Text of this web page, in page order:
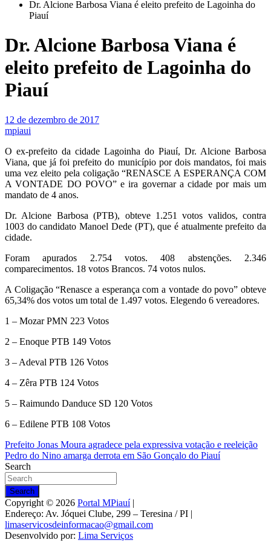
Dr. Alcione Barbosa Viana é eleito prefeito de Lagoinha do
Piauí
Dr. Alcione Barbosa Viana é
eleito prefeito de Lagoinha do
Piauí
12 de dezembro de 2017
mpiaui
O ex-prefeito da cidade Lagoinha do Piauí, Dr. Alcione Barbosa
Viana, que já foi prefeito do município por dois mandatos, foi mais
uma vez eleito pela coligação “RENASCE A ESPERANÇA COM
A VONTADE DO POVO” e ira governar a cidade por mais um
mandato de 4 anos.
Dr. Alcione Barbosa (PTB), obteve 1.251 votos validos, contra
1003 do candidato Manoel Dede (PT), que é atualmente prefeito da
cidade.
Foram apurados 2.754 votos. 408 abstenções. 2.346
comparecimentos. 18 votos Brancos. 74 votos nulos.
A Coligação “Renasce a esperança com a vontade do povo” obteve
65,34% dos votos um total de 1.497 votos. Elegendo 6 vereadores.
1 – Mozar PMN 223 Votos
2 – Enoque PTB 149 Votos
3 – Adeval PTB 126 Votos
4 – Zêra PTB 124 Votos
5 – Raimundo Danduce SD 120 Votos
6 – Edilene PTB 108 Votos
Navegação
de
Post
Prefeito Jonas Moura agradece pela expressiva votação e reeleição
Pedro do Nino amarga derrota em São Gonçalo do Piauí
Search
Search
Copyright © 2026 Portal MPiauí|
Endereço: Av. Jóquei Clube, 299 – Teresina / PI |
limaservicosdeinformacao@gmail.com
Desenvolvido por: Lima Serviços